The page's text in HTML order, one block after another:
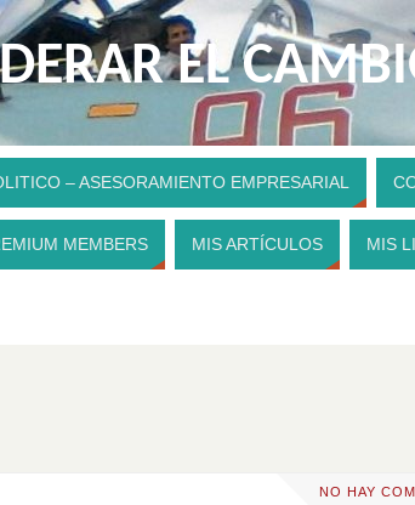
EL
– ASESORAMIENTO EMPRESARIAL
MEMBERS MIS ARTÍCULOS MIS
NO HAY